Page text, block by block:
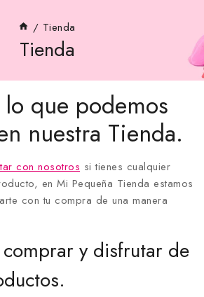
/ Tienda
Tienda
que podemos
nuestra Tienda.
con nosotros si tienes cualquier
en Mi Pequeña Tienda estamos
con tu compra de una manera
y disfrutar de